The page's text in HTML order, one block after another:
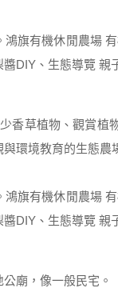
香草植物、觀賞植
環境教育的生態農
廟，像一般民宅。